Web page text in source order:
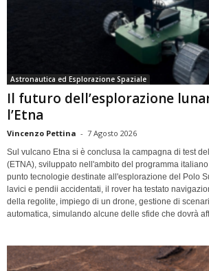
Astronautica ed Esplorazione Spaziale
Il futuro dell’esplorazione
l’Etna
Vincenzo Pettina - 7 Agosto 2026
Sul vulcano Etna si è conclusa la campagna di test
(ETNA), sviluppato nell'ambito del programma
punto tecnologie destinate all'esplorazione del Polo
lavici e pendii accidentati, il rover ha testato
della regolite, impiego di un drone, gestione di
automatica, simulando alcune delle sfide che dovrà